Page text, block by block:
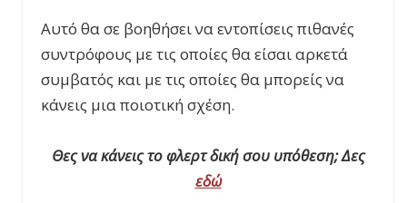
Αυτό θα σε βοηθήσει να εντοπίσεις πιθανές
συντρόφους με τις οποίες θα είσαι αρκετά
συμβατός και με τις οποίες θα μπορείς να
κάνεις μια ποιοτική σχέση.
Θες να κάνεις το φλερτ δική σου υπόθεση; Δες
εδώ